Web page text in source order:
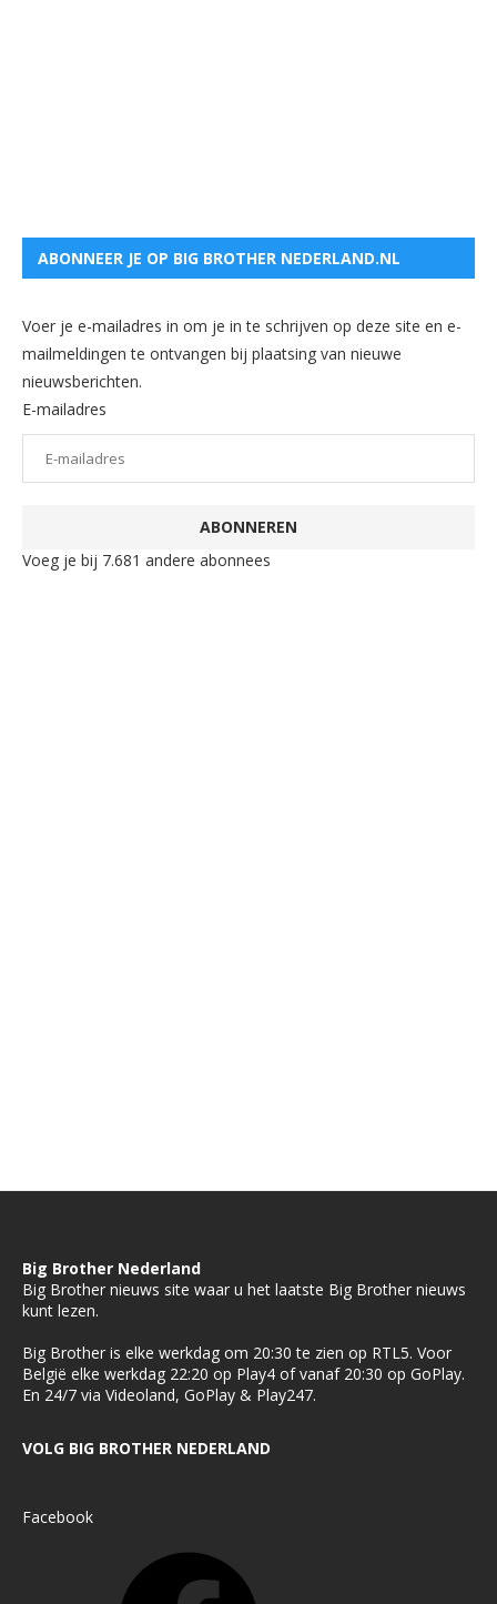
ABONNEER JE OP BIG BROTHER NEDERLAND.NL
Voer je e-mailadres in om je in te schrijven op deze site en e-
mailmeldingen te ontvangen bij plaatsing van nieuwe
nieuwsberichten.
E-mailadres
ABONNEREN
Voeg je bij 7.681 andere abonnees
Big Brother Nederland
Big Brother nieuws site waar u het laatste Big Brother nieuws
kunt lezen.
Big Brother is elke werkdag om 20:30 te zien op RTL5. Voor
België elke werkdag 22:20 op Play4 of vanaf 20:30 op GoPlay.
En 24/7 via Videoland, GoPlay & Play247.
VOLG BIG BROTHER NEDERLAND
Facebook